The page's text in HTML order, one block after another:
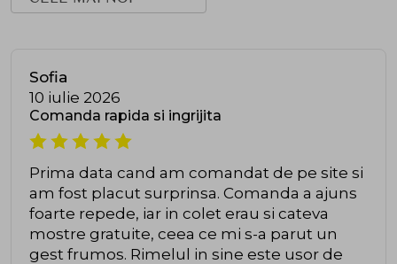
Sofia
10 iulie 2026
Comanda rapida si ingrijita
Prima data cand am comandat de pe site si
am fost placut surprinsa. Comanda a ajuns
foarte repede, iar in colet erau si cateva
mostre gratuite, ceea ce mi s-a parut un
gest frumos. Rimelul in sine este usor de